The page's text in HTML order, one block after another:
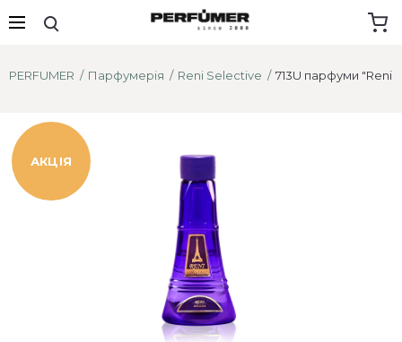
PERFUMER Парфумерія Reni Selective 713U парфуми "Reni
АКЦІЯ